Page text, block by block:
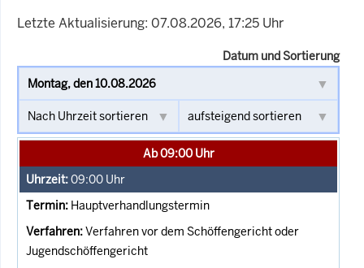
Letzte Aktualisierung: 07.08.2026, 17:25 Uhr
Datum und Sortierung
Ab 09:00 Uhr
09:00 Uhr
Hauptverhandlungstermin
Verfahren vor dem Schöffengericht oder
Jugendschöffengericht